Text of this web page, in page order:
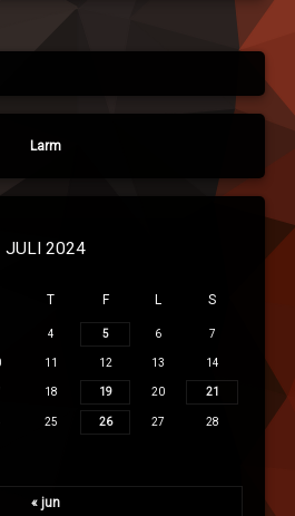
Larm
JULI 2024
T F L S
4 5 6 7
11 12 13 14
18 19 20 21
25 26 27 28
« jun